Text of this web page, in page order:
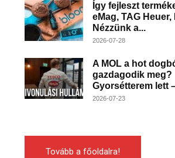
Így fejleszt
eMag, TAG
Nézzünk a...
2026-07-28
A MOL a hot
gazdagodik meg?
Gyorsétterem lett
2026-07-23
Tovább a főoldalra!